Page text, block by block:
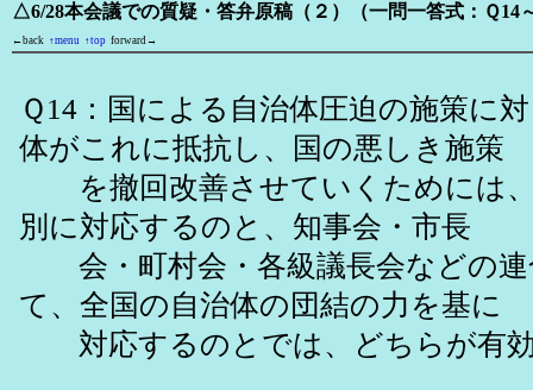
△6/28本会議での質疑・答弁原稿（２）（一問一答式：Ｑ14
←back ↑menu ↑top forward→
Ｑ14：国による自治体圧迫の施策に
体がこれに抵抗し、国の悪しき施策
を撤回改善させていくためには、
別に対応するのと、知事会・市長
会・町村会・各級議長会などの連
て、全国の自治体の団結の力を基に
対応するのとでは、どちらが有